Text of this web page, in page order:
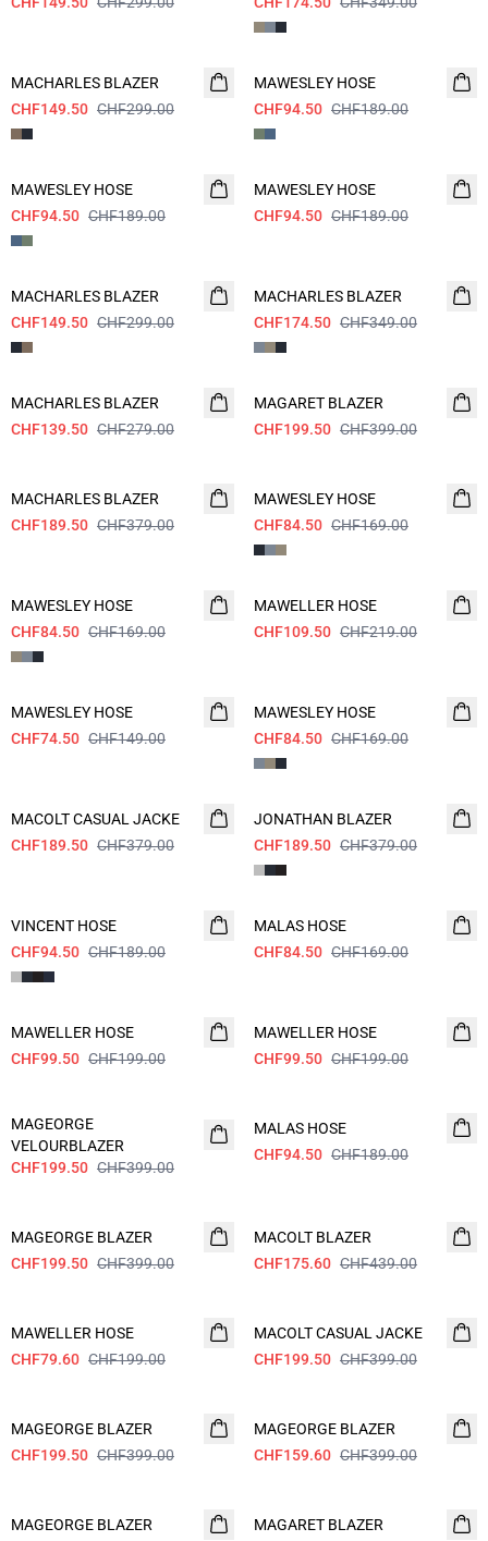
MACHARLES BLAZER
CHF149.50 CHF299.00
- 50%
MAWESLEY HOSE
CHF94.50 CHF189.00
- 50%
MAWESLEY HOSE
CHF94.50 CHF189.00
- 50%
MAWESLEY HOSE
CHF94.50 CHF189.00
- 50%
MACHARLES BLAZER
CHF149.50 CHF299.00
MACHARLES BLAZER
CHF174.50 CHF349.00
CAMPAIGN SUIT
- 50%
MACHARLES BLAZER
CHF139.50 CHF279.00
- 50%
MAGARET BLAZER
CHF199.50 CHF399.00
MACHARLES BLAZER
CHF189.50 CHF379.00
CAMPAIGN SUIT
MAWESLEY HOSE
CHF84.50 CHF169.00
CAMPAIGN SUIT
MAWESLEY HOSE
CHF84.50 CHF169.00
- 50%
MAWELLER HOSE
CHF109.50 CHF219.00
CAMPAIGN SUIT
- 50%
MAWESLEY HOSE
CHF74.50 CHF149.00
MAWESLEY HOSE
CHF84.50 CHF169.00
MACOLT CASUAL JACKE
CHF189.50 CHF379.00
- 50%
JONATHAN BLAZER
CHF189.50 CHF379.00
VINCENT HOSE
CHF94.50 CHF189.00
- 50%
MALAS HOSE
CHF84.50 CHF169.00
- 50%
MAWELLER HOSE
CHF99.50 CHF199.00
MAWELLER HOSE
CHF99.50 CHF199.00
MAGEORGE
VELOURBLAZER
CHF199.50 CHF399.00
MALAS HOSE
CHF94.50 CHF189.00
MAGEORGE BLAZER
CHF199.50 CHF399.00
MACOLT BLAZER
CHF175.60 CHF439.00
MAWELLER HOSE
CHF79.60 CHF199.00
MACOLT CASUAL JACKE
CHF199.50 CHF399.00
MAGEORGE BLAZER
CHF199.50 CHF399.00
MAGEORGE BLAZER
CHF159.60 CHF399.00
MAGEORGE BLAZER
MAGARET BLAZER